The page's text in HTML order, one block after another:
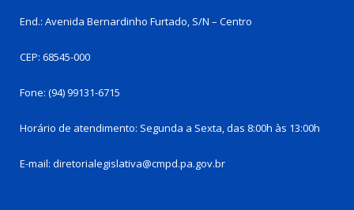
End.: Avenida Bernardinho Furtado, S/N – Centro
CEP: 68545-000
Fone: (94) 99131-6715
Horário de atendimento: Segunda a Sexta, das 8:00h às 13:00h
E-mail: diretorialegislativa@cmpd.pa.gov.br